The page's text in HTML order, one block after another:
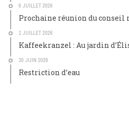
6 JUILLET 2026
Prochaine réunion du
1 JUILLET 2026
Kaffeekranzel : Au jardin
30 JUIN 2026
Restriction d’eau